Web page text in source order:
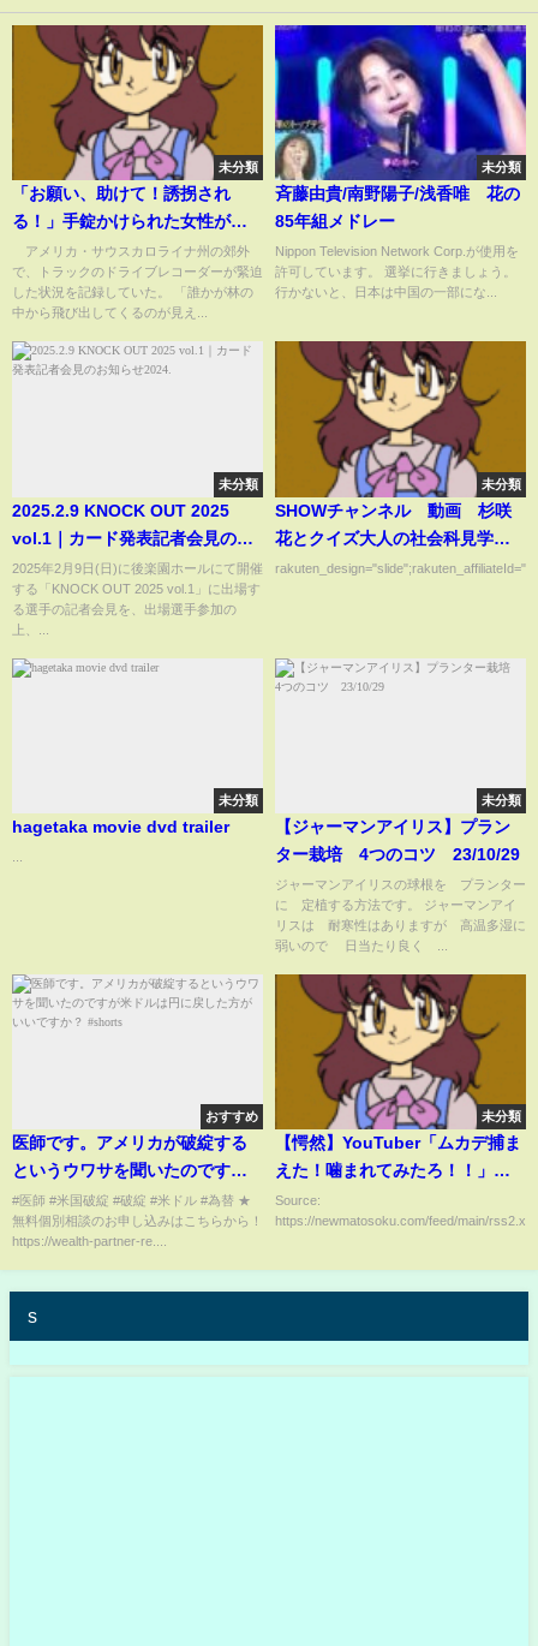
未分類
「お願い、助けて！誘拐され
る！」手錠かけられた女性が飛
び出しSOS→“偽警察官”が追っ
てくる恐怖の瞬間 米(ABEMA
TIMES)
アメリカ・サウスカロライナ州の郊外
で、トラックのドライブレコーダーが緊迫
した状況を記録していた。 「誰かが林の
中から飛び出してくるのが見え...
未分類
斉藤由貴/南野陽子/浅香唯 花の
85年組メドレー
Nippon Television Network Corp.が使用を
許可しています。 選挙に行きましょう。
行かないと、日本は中国の一部にな...
未分類
2025.2.9 KNOCK OUT 2025
vol.1｜カード発表記者会見のお
知らせ2024.
2025年2月9日(日)に後楽園ホールにて開催
する「KNOCK OUT 2025 vol.1」に出場す
る選手の記者会見を、出場選手参加の
上、...
未分類
SHOWチャンネル 動画 杉咲
花とクイズ大人の社会科見学
SP 3月2日
未分類
hagetaka movie dvd trailer
未分類
【ジャーマンアイリス】プラン
ター栽培 4つのコツ 23/10/29
ジャーマンアイリスの球根を プランター
に 定植する方法です。 ジャーマンアイ
リスは 耐寒性はありますが 高温多湿に
弱いので 日当たり良く ...
おすすめ
医師です。アメリカが破綻する
というウワサを聞いたのですが
米ドルは円に戻した方がいいで
すか？ #shorts
#医師 #米国破綻 #破綻 #米ドル #為替 ★
無料個別相談のお申し込みはこちらから！
https://wealth-partner-re....
未分類
【愕然】YouTuber「ムカデ捕ま
えた！噛まれてみたろ！！」→
結果・・・
Source:
https://newmatosoku.com/feed/main/
s